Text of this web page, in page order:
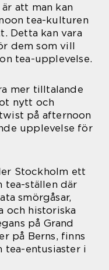
att man kan
tea-kulturen
Detta kan vara
dem som vill
tea-upplevelse.
mer tilltalande
nytt och
på afternoon
upplevelse för
Stockholm ett
tea-ställen där
smörgåsar,
och historiska
på Grand
på Berns, finns
entusiaster i